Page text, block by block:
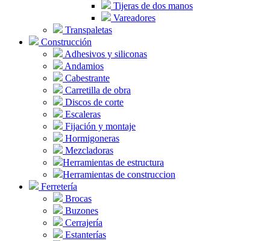
Tijeras de dos manos
Vareadores
Transpaletas
Construcción
Adhesivos y siliconas
Andamios
Cabestrante
Carretilla de obra
Discos de corte
Escaleras
Fijación y montaje
Hormigoneras
Mezcladoras
Herramientas de estructura
Herramientas de construccion
Ferretería
Brocas
Buzones
Cerrajería
Estanterías